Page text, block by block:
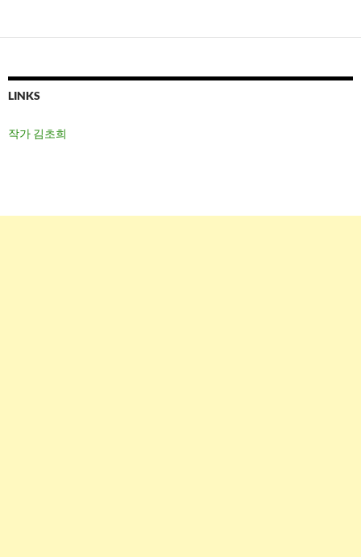
LINKS
작가 김초희